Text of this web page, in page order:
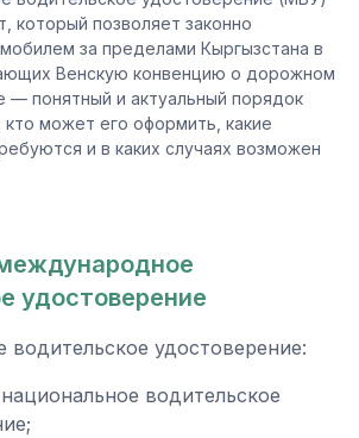
который позволяет законно
за пределами Кыргызстана в
Венскую конвенцию о дорожном
— понятный и актуальный порядок
может его оформить, какие
и в каких случаях возможен
удостоверение
удостоверение:
водительское